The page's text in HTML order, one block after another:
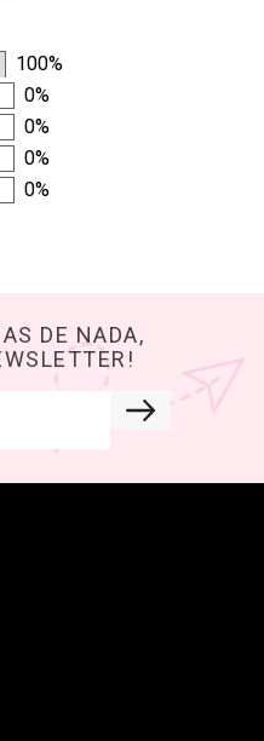
100%
0%
0%
0%
0%
DE NADA,